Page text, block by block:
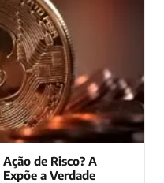
de Risco? A
a Verdade